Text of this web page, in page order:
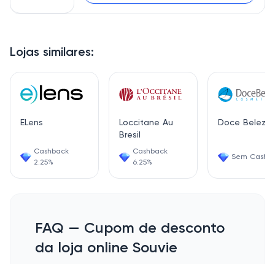
Lojas similares:
ELens
Cashback
2.25%
Loccitane Au
Bresil
Cashback
6.25%
Doce Beleza
Sem
FAQ — Cupom de desconto
da loja online Souvie